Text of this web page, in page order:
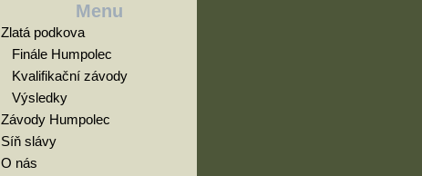
Menu
Zlatá podkova
Finále Humpolec
Kvalifikační závody
Výsledky
Závody Humpolec
Síň slávy
O nás